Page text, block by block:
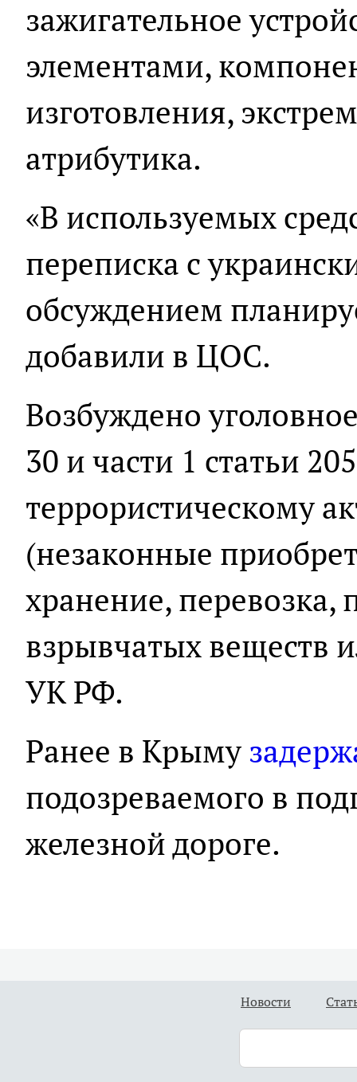
зажигательное
элементами,
изготовления,
атрибутика.
«В используемых
переписка с
обсуждением
добавили в ЦОС.
Возбуждено
30 и части 1 статьи
террористическому
(незаконные
хранение,
взрывчатых веществ
УК РФ.
Ранее в Крыму
подозреваемого в
железной дороге.
Новости